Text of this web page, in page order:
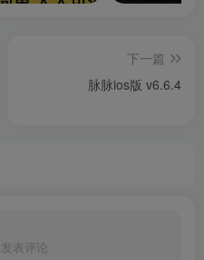
、社会、娱乐、体育等各个
随地获取最新的新闻动态，
化科技等方面的深度文
。
内容，获取更加直观生动的
下一篇
脉脉ios版 v6.6.4
表评论